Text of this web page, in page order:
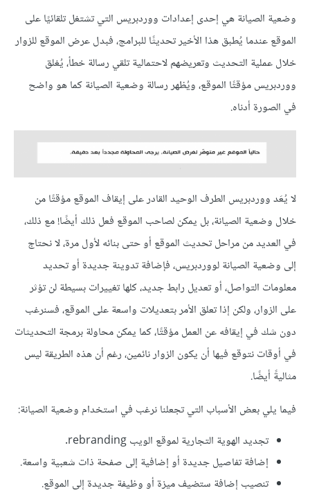
وضعية الصيانة هي إحدى إعدادات ووردبريس التي تشتغل تلقائيًا على
الموقع عندما يُطبق هذا الأخير تحديثًا للبرامج، فبدل عرض الموقع للزوار
خلال عملية التحديث وتعريضهم لاحتمالية تلقي رسالة خطأ، يُغلق
ووردبريس مؤقتًا الموقع، ويُظهر رسالة وضعية الصيانة كما هو واضح
في الصورة أدناه.
لا يُعَد ووردبريس الطرف الوحيد القادر على إيقاف الموقع مؤقتًا من
خلال وضعية الصيانة، بل يمكن لصاحب الموقع فعل ذلك أيضًا! مع ذلك،
في العديد من مراحل تحديث الموقع أو حتى بنائه لأول مرة، لا نحتاج
إلى وضعية الصيانة لووردبريس، فإضافة تدوينة جديدة أو تحديد
معلومات التواصل، أو تعديل رابط جديد، كلها تغييرات بسيطة لن تؤثر
على الزوار، ولكن إذا تعلق الأمر بتعديلات واسعة على الموقع، فسنرغب
دون شك في إيقافه عن العمل مؤقتًا، كما يمكن محاولة برمجة التحديثات
في أوقات نتوقع فيها أن يكون الزوار نائمين، رغم أن هذه الطريقة ليس
مثاليةً أيضًا.
فيما يلي بعض الأسباب التي تجعلنا نرغب في استخدام وضعية الصيانة:
تجديد الهوية التجارية لموقع الويب rebranding.
إضافة تفاصيل جديدة أو إضافية إلى صفحة ذات شعبية واسعة.
تنصيب إضافة ستضيف ميزة أو وظيفة جديدة إلى الموقع.